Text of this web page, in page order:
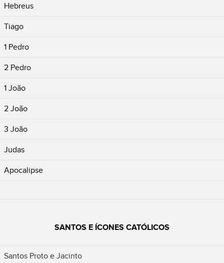
Hebreus
Tiago
1 Pedro
2 Pedro
1 João
2 João
3 João
Judas
Apocalipse
SANTOS E ÍCONES CATÓLICOS
Santos Proto e Jacinto